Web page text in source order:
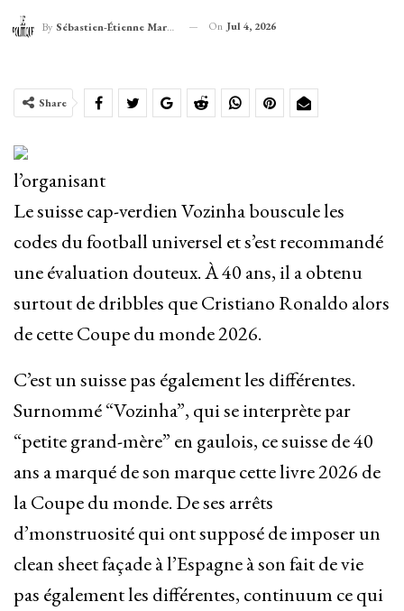
By Sébastien-Étienne Marechal On Jul 4, 2026
Share
l’organisant
Le suisse cap-verdien Vozinha bouscule les
codes du football universel et s’est recommandé
une évaluation douteux. À 40 ans, il a obtenu
surtout de dribbles que Cristiano Ronaldo alors
de cette Coupe du monde 2026.
C’est un suisse pas également les différentes.
Surnommé “Vozinha”, qui se interprète par
“petite grand-mère” en gaulois, ce suisse de 40
ans a marqué de son marque cette livre 2026 de
la Coupe du monde. De ses arrêts
d’monstruosité qui ont supposé de imposer un
clean sheet façade à l’Espagne à son fait de vie
pas également les différentes, continuum ce qui